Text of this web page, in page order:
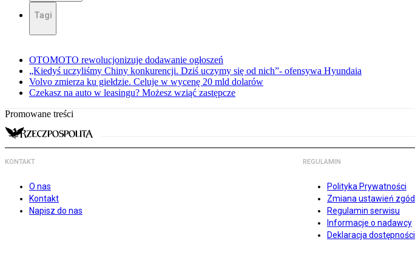
Tagi
OTOMOTO rewolucjonizuje dodawanie ogłoszeń
„Kiedyś uczyliśmy Chiny konkurencji. Dziś uczymy się od nich”- ofensywa Hyundaia
Volvo zmierza ku giełdzie. Celuje w wycenę 20 mld dolarów
Czekasz na auto w leasingu? Możesz wziąć zastępcze
Promowane treści
KONTAKT
O nas
Kontakt
Napisz do nas
REGULAMIN
Polityka Prywatności
Zmiana ustawień zgód
Regulamin serwisu
Informacje o nadawcy
Deklaracja dostępności